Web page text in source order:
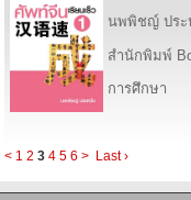
นพพิชญ์ ประ
สำนักพิมพ์
การศึกษา
< 1 2 3 4 5 6 > Last ›